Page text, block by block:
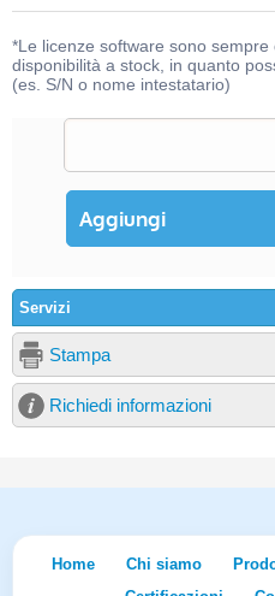
*Le licenze software sono
disponibilità a stock, in quanto
(es. S/N o nome intestatario)
Servizi
Stampa
Richiedi informazioni
Home Chi siamo